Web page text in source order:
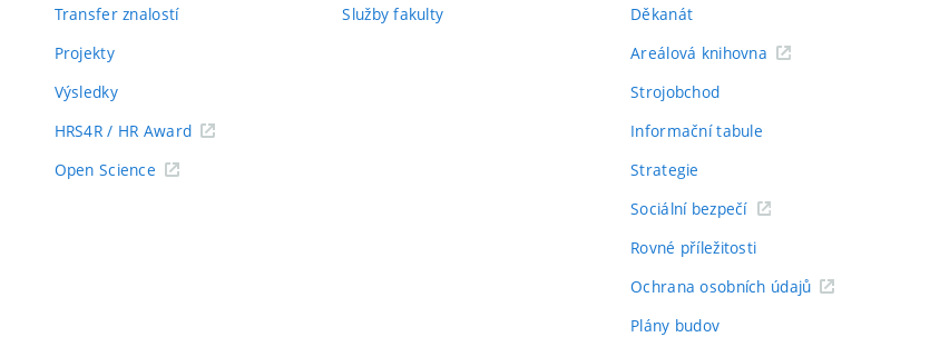
Transfer znalostí
Projekty
Výsledky
HRS4R / HR Award
Open Science
Služby fakulty
Děkanát
Areálová knihovna
Strojobchod
Informační tabule
Strategie
Sociální bezpečí
Rovné příležitosti
Ochrana osobních údajů
Plány budov